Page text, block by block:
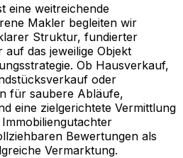
eine weitreichende
Makler begleiten wir
Struktur, fundierter
das jeweilige Objekt
Ob Hausverkauf,
oder
für saubere Abläufe,
eine zielgerichtete Vermittlung
Bewertungen als
Vermarktung.